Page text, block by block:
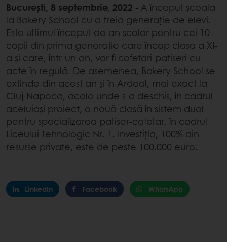
București, 8 septembrie, 2022 - A început școala
la Bakery School cu a treia generație de elevi.
Este ultimul început de an școlar pentru cei 10
copii din prima generație care încep clasa a XI-
a și care, într-un an, vor fi cofetari-patiseri cu
acte în regulă. De asemenea, Bakery School se
extinde din acest an și în Ardeal, mai exact la
Cluj-Napoca, acolo unde s-a deschis, în cadrul
aceluiași proiect, o nouă clasă în sistem dual
pentru specializarea patiser-cofetar, în cadrul
Liceului Tehnologic Nr. 1. Investiția, 100% din
resurse private, este de peste 100.000 euro.
LinkedIn Facebook WhatsApp